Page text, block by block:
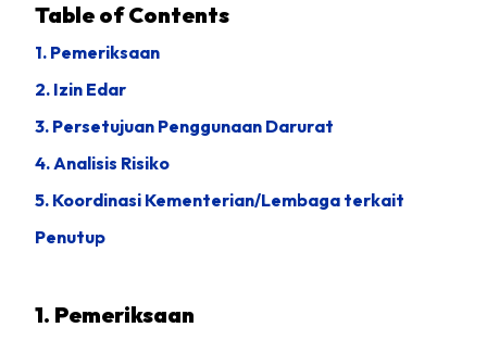
Table of Contents
1. Pemeriksaan
2. Izin Edar
3. Persetujuan Penggunaan Darurat
4. Analisis Risiko
5. Koordinasi Kementerian/Lembaga terkait
Penutup
1. Pemeriksaan